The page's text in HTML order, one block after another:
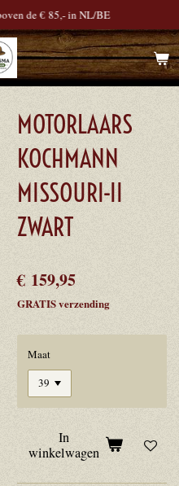
de € 85,- in NL/BE
MOTORLAARS
KOCHMANN
MISSOURI-II
ZWART
€ 159,95
GRATIS verzending
Maat
In
winkelwagen